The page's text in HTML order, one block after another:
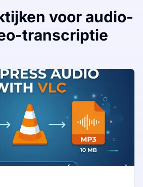
voor audio-
transcriptie